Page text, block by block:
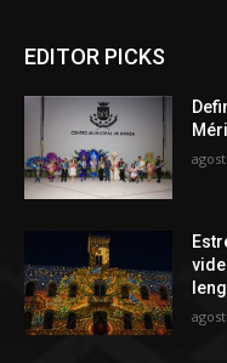
EDITOR PICKS